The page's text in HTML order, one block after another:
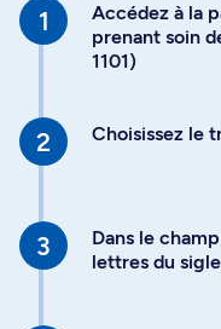
Accédez à la
prenant soin
1101)
Choisissez le
Dans le
lettres du